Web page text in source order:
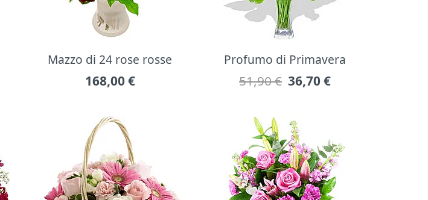
Mazzo di 24 rose rosse
168,00 €
Profumo di Primavera
51,90 € 36,70 €